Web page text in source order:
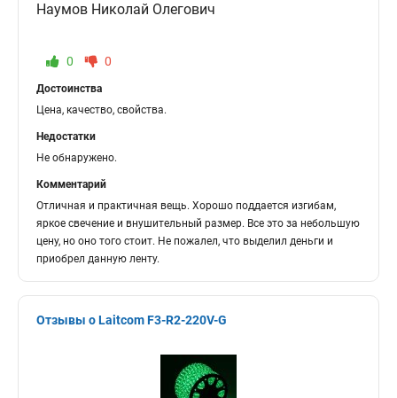
Наумов Николай Олегович
0 0
Достоинства
Цена, качество, свойства.
Недостатки
Не обнаружено.
Комментарий
Отличная и практичная вещь. Хорошо поддается изгибам,
яркое свечение и внушительный размер. Все это за небольшую
цену, но оно того стоит. Не пожалел, что выделил деньги и
приобрел данную ленту.
Отзывы о Laitcom F3-R2-220V-G